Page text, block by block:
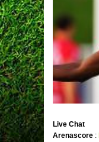
Live Chat
Arenascore :